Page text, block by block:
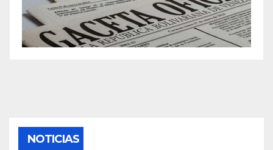
NOTICIAS